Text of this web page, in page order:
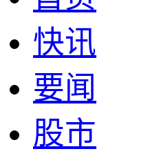
快讯
要闻
股市